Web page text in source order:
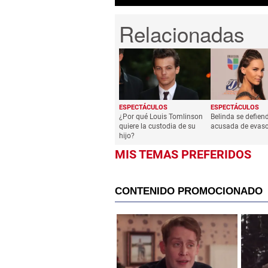
ESPECTÁCULOS
¿Por qué Louis Tomlinson
quiere la custodia de su
hijo?
ESPECTÁCULOS
Belinda se
acusada de
MIS TEMAS PREFERIDOS